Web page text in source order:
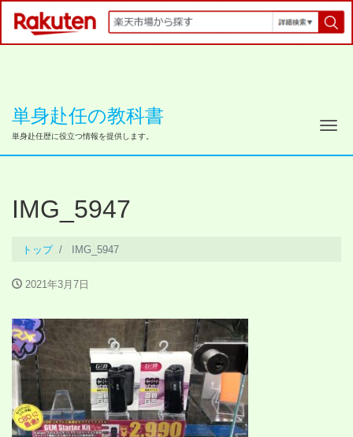
単身赴任の教科書
単身赴任歴に役立つ情報を提供します。 ナ
IMG_5947
トップ IMG_5947
2021年3月7日